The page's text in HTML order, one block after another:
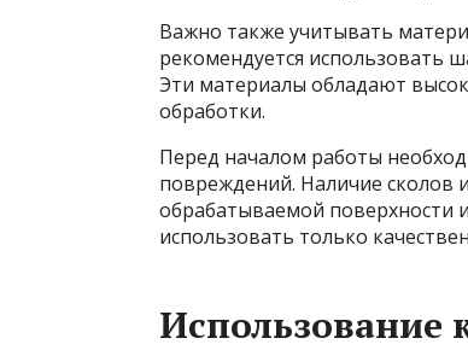
Важно также учитывать
рекомендуется использовать
Эти материалы обладают
обработки.
Перед началом работы
повреждений. Наличие сколов
обрабатываемой поверхности
использовать только
Использование